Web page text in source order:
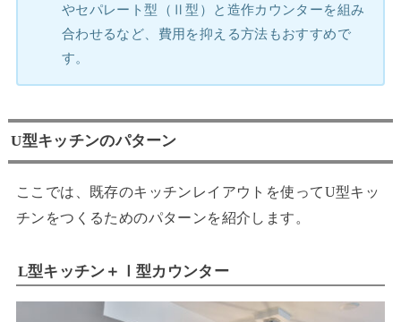
やセパレート型（Ⅱ型）と造作カウンターを組み
合わせるなど、費用を抑える方法もおすすめで
す。
U型キッチンのパターン
ここでは、既存のキッチンレイアウトを使ってU型キッ
チンをつくるためのパターンを紹介します。
L型キッチン＋Ⅰ型カウンター